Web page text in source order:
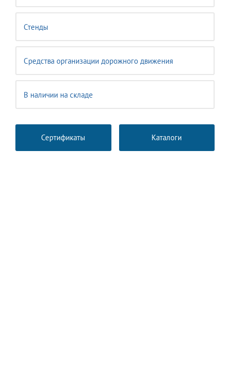
Стенды
Средства организации дорожного движения
В наличии на складе
Сертификаты Каталоги